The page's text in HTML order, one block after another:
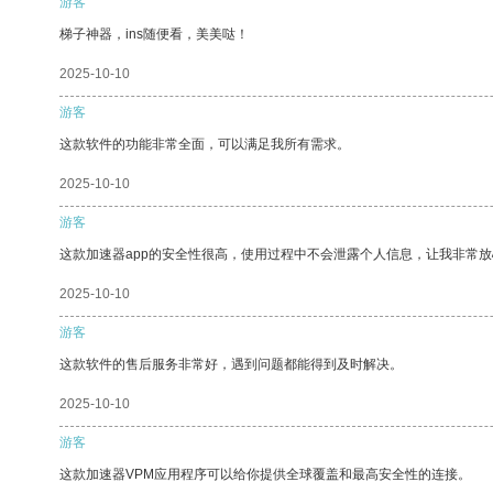
梯子神器，ins随便看，美美哒！
2025-10-10
游客
这款软件的功能非常全面，可以满足我所有需求。
2025-10-10
游客
这款加速器app的安全性很高，使用过程中不会泄露个人信息，让我非常
2025-10-10
游客
这款软件的售后服务非常好，遇到问题都能得到及时解决。
2025-10-10
游客
这款加速器VPM应用程序可以给你提供全球覆盖和最高安全性的连接。